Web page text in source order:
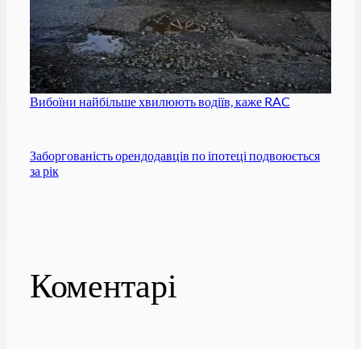
Вибоїни найбільше хвилюють водіїв, каже RAC
Заборгованість орендодавців по іпотеці подвоюється
за рік
Коментарі